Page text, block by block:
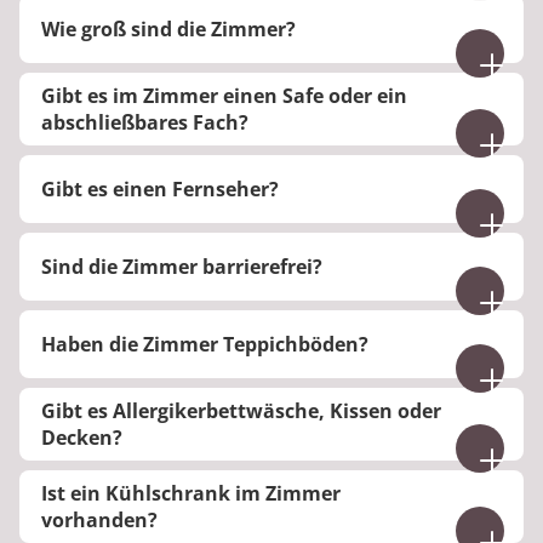
Einzelzimmer.
Wie groß sind die Zimmer?
Die Größe der Zimmer variiert zwischen 20 - 35 m².
Gibt es im Zimmer einen Safe oder ein
abschließbares Fach?
Ja, im Zimmer ist ein Safe vorhanden.
Gibt es einen Fernseher?
Nein, für Fernsehabende stehen Ihnen
Aufenthaltsräume zur Verfügung.
Sind die Zimmer barrierefrei?
Ja, barrierefreie Zimmer sind vorhanden.
Haben die Zimmer Teppichböden?
Die Zimmer sind mit Teppich oder PVC
ausgestattet.
Gibt es Allergikerbettwäsche, Kissen oder
Decken?
Bei Bedarf gibt es eine Allergikermatratze. Auch
das Waschen der Wäsche mit entsprechendem
Waschmittel ist möglich.
Ist ein Kühlschrank im Zimmer
vorhanden?